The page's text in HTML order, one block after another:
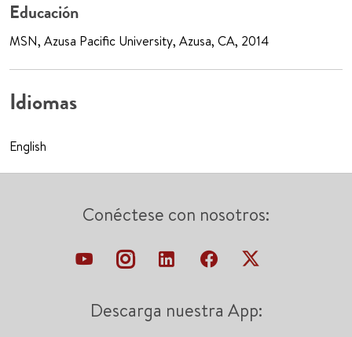
Educación
MSN, Azusa Pacific University, Azusa, CA, 2014
Idiomas
English
Conéctese con nosotros:
Descarga nuestra App: